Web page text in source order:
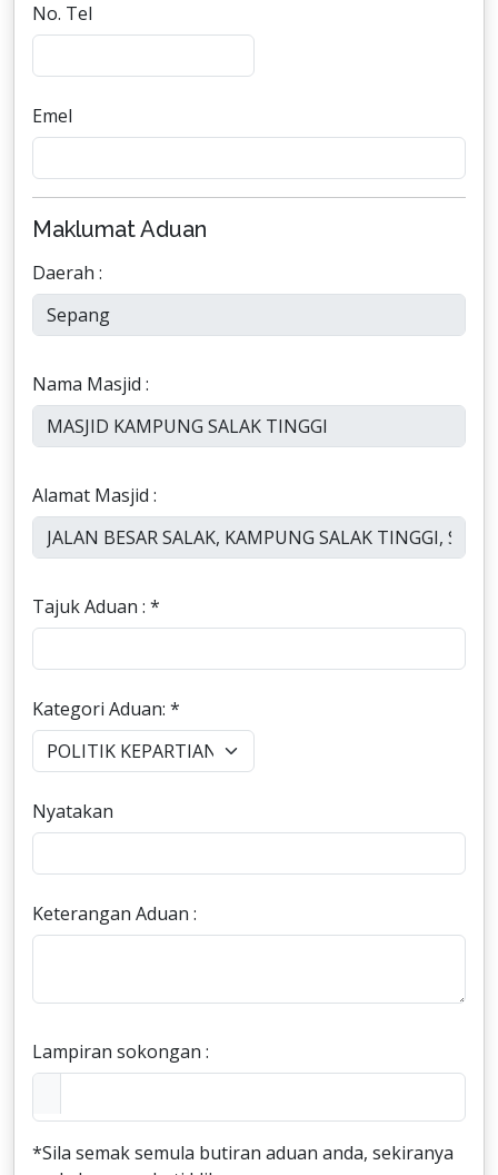
No. Tel
Emel
Maklumat Aduan
Daerah :
Nama Masjid :
Alamat Masjid :
Tajuk Aduan : *
Kategori Aduan: *
Nyatakan
Keterangan Aduan :
Lampiran sokongan :
*Sila semak semula butiran aduan anda, sekiranya